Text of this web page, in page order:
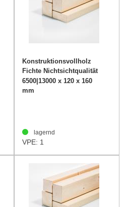
Konstruktionsvollholz
Fichte Nichtsichtqualität
120/160mm
6500|13000 x 120 x 160
mm
lagernd
VPE: 1